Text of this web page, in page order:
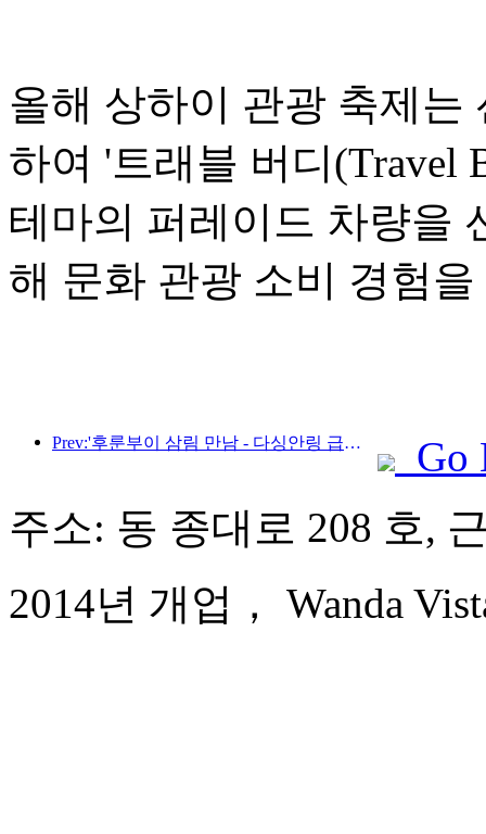
올해 상하이 관광 축제는
하여 '트래블 버디(Travel
테마의 퍼레이드 차량을
해 문화 관광 소비 경험
Prev:'후룬부이 삼림 만남 - 다싱안링 급행열차 - 별빛 열차 - 천이 여행' 관광열차가 첫 운행을 시작합니다.
Go
주소: 동 종대로 208 호,
2014년 개업， Wanda